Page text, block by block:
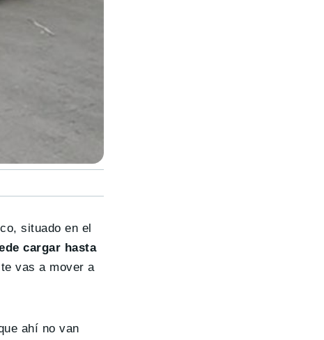
situado en el
cargar hasta
vas a mover a
ahí no van